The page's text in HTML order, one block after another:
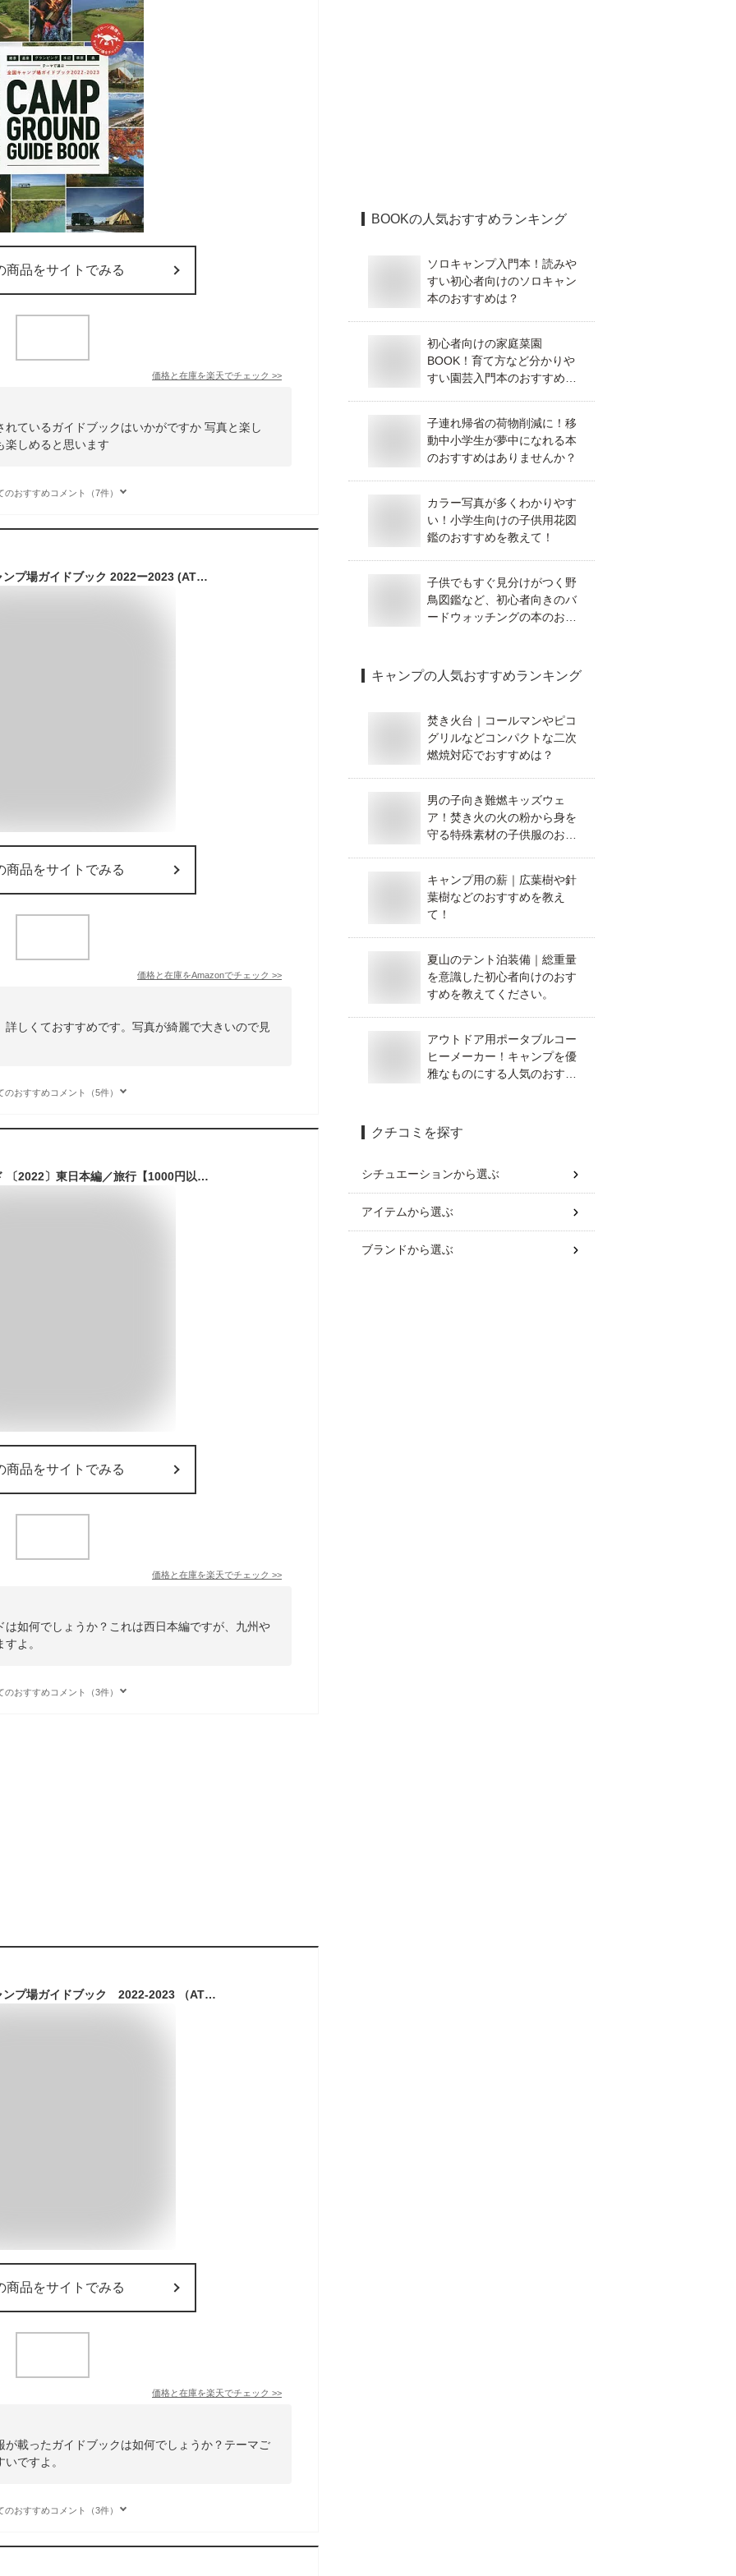
商品をサイトでみる
価格と在庫を楽天でチェック >>
ているガイドブックはいかがですか 写真と楽し
楽しめると思います
のおすすめコメント（7件）
テーマで選ぶ全国キャンプ場ガイドブック 2022ー2023 (ATMムック)
商品をサイトでみる
価格と在庫をAmazonでチェック >>
しくておすすめです。写真が綺麗で大きいので見
のおすすめコメント（5件）
全国キャンプ場ガイド 〔2022〕東日本編／旅行【1000円以上送料無料】
商品をサイトでみる
価格と在庫を楽天でチェック >>
如何でしょうか？これは西日本編ですが、九州や
よ。
のおすすめコメント（3件）
テーマで選ぶ全国キャンプ場ガイドブック 2022-2023 （ATMムック）
商品をサイトでみる
価格と在庫を楽天でチェック >>
載ったガイドブックは如何でしょうか？テーマご
ですよ。
のおすすめコメント（3件）
BOOKの人気おすすめランキング
ソロキャンプ入門本！読みや
すい初心者向けのソロキャン
本のおすすめは？
初心者向けの家庭菜園
BOOK！育て方など分かりや
すい園芸入門本のおすすめ
子連れ帰省の荷物削減に！移
動中小学生が夢中になれる本
のおすすめはありませんか？
カラー写真が多くわかりやす
い！小学生向けの子供用花図
鑑のおすすめを教えて！
子供でもすぐ見分けがつく野
鳥図鑑など、初心者向きのバ
ードウォッチングの本のおす
キャンプの人気おすすめランキング
焚き火台｜コールマンやピコ
グリルなどコンパクトな二次
燃焼対応でおすすめは？
男の子向き難燃キッズウェ
ア！焚き火の火の粉から身を
守る特殊素材の子供服のおす
キャンプ用の薪｜広葉樹や針
葉樹などのおすすめを教え
て！
夏山のテント泊装備｜総重量
を意識した初心者向けのおす
すめを教えてください。
アウトドア用ポータブルコー
ヒーメーカー！キャンプを優
雅なものにする人気のおすす
クチコミを探す
シチュエーションから選ぶ
アイテムから選ぶ
ブランドから選ぶ